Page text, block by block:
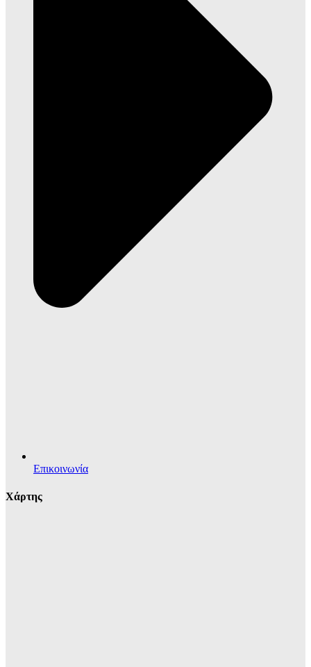
Επικοινωνία
Χάρτης